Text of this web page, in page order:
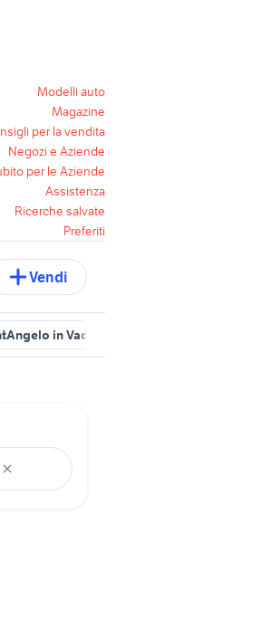
Modelli auto
Magazine
per la vendita
Negozi e Aziende
per le Aziende
Assistenza
Ricerche salvate
Preferiti
Vendi
in Vado